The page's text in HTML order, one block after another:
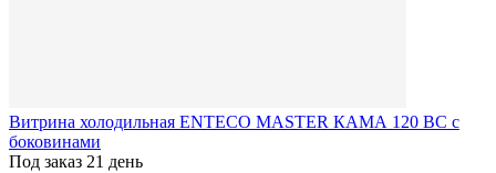
Витрина холодильная ENTECO MASTER КАМА 120 BC с
боковинами
Под заказ 21 день